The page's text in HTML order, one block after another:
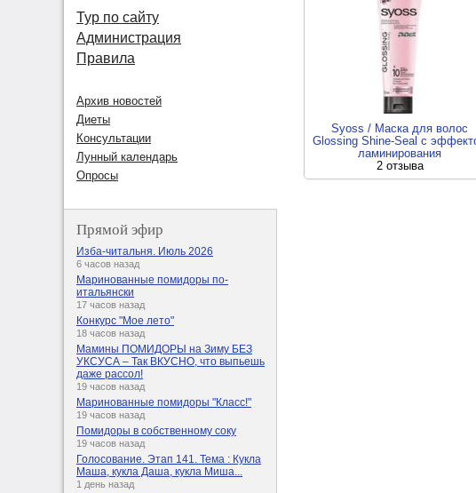
Syoss / Маска для волос
Glossing Shine-Seal с
ламинирования
2 отзыва
Тур по сайту
Администрация
Правила
Архив новостей
Диеты
Консультации
Лунный календарь
Опросы
Прямой эфир
Изба-читальня. Июль 2026
6 часов назад
Маринованные помидоры по-
итальянски
17 часов назад
Конкурс "Мое лето"
18 часов назад
Мамины ПОМИДОРЫ на Зиму БЕЗ
УКСУСА – Так ВКУСНО, что выпьешь
даже рассол!
19 часов назад
Маринованные помидоры "Класс!"
19 часов назад
Помидоры в собственному соку
19 часов назад
Голосование. Этап 141. Тема : Кукла
Маша, кукла Даша, кукла Миша...
1 день назад